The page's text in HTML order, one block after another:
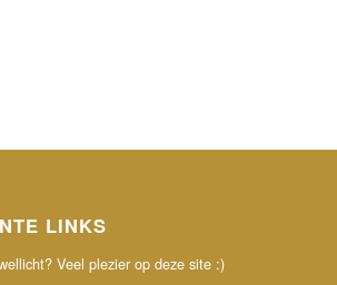
LINKS
Veel plezier op deze site :)